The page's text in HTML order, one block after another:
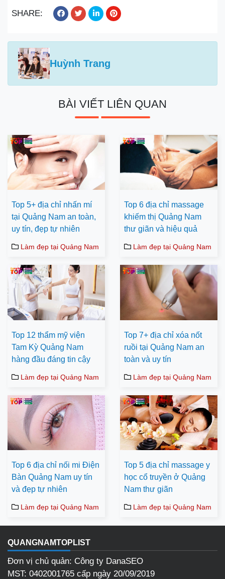
SHARE:
Huỳnh Trang
BÀI VIẾT LIÊN QUAN
Top 5+ địa chỉ nhấn mí
tại Quảng Nam an toàn,
uy tín, đẹp tự nhiên
Làm đẹp tại Quảng Nam
Top 6 địa chỉ massage
khiếm thị Quảng Nam
thư giãn và hiệu quả
Làm đẹp tại Quảng Nam
Top 12 thẩm mỹ viện
Tam Kỳ Quảng Nam
hàng đầu đáng tin cậy
Làm đẹp tại Quảng Nam
Top 7+ địa chỉ xóa nốt
ruồi tại Quảng Nam an
toàn và uy tín
Làm đẹp tại Quảng Nam
Top 6 địa chỉ nối mi Điện
Bàn Quảng Nam uy tín
và đẹp tự nhiên
Làm đẹp tại Quảng Nam
Top 5 địa chỉ massage y
học cổ truyền ở Quảng
Nam thư giãn
Làm đẹp tại Quảng Nam
QUANGNAMTOPLIST
Đơn vị chủ quản: Công ty DanaSEO
MST: 0402001765 cấp ngày 20/09/2019